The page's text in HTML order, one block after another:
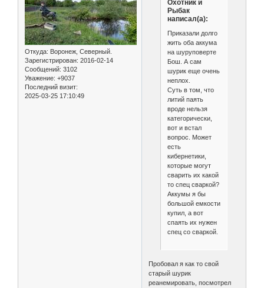
Откуда: Воронеж, Северный.
Зарегистрирован: 2016-02-14
Сообщений: 3102
Уважение: +9037
Последний визит:
2025-03-25 17:10:49
Охотник и
Рыбак
написал(а):
Приказали долго
жить оба аккума
на шуруповерте
Бош. А сам
шурик еще очень
неплох.
Суть в том, что
литий паять
вроде нельзя
категорически,
вот и встал
вопрос. Может
есть
кибернетики,
которые могут
сварить их какой
то спец сваркой?
Аккумы я бы
большой емкости
купил, а вот
спаять их нужен
спец со сваркой.
Пробовал я как то свой
старый шурик
реанемировать, посмотрел